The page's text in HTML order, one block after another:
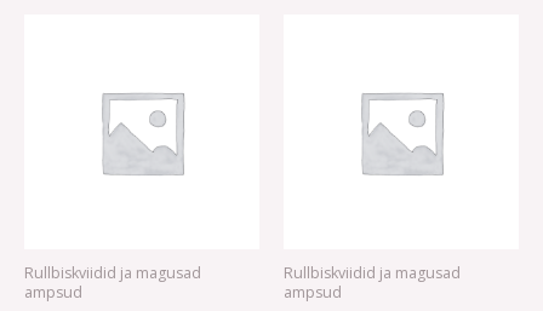
Rullbiskviidid ja magusad
ampsud
Rullbiskviidid ja magusad
ampsud